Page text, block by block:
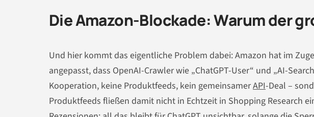
Die Amazon-Blockade: Warum der
Und hier kommt das eigentliche Problem dabei: Amazon hat im
angepasst, dass OpenAI-Crawler wie „ChatGPT-User“ und „AI-
Kooperation, keine Produktfeeds, kein gemeinsamerAPI-Deal –
Produktfeeds fließen damit nicht in Echtzeit in Shopping Research